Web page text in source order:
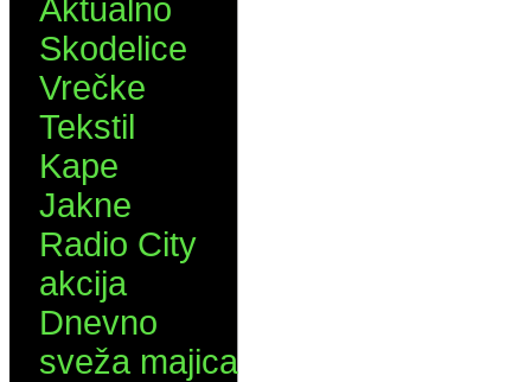
Aktualno
Skodelice
Vrečke
Tekstil
Kape
Jakne
Radio City
akcija
Dnevno
sveža majica